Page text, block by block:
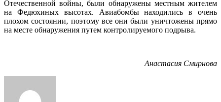
Отечественной войны, были обнаружены местным жителем
на Федюхиных высотах. Авиабомбы находились в очень
плохом состоянии, поэтому все они были уничтожены прямо
на месте обнаружения путем контролируемого подрыва.
Анастасия Смирнова